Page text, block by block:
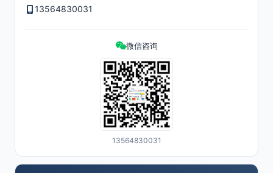
13564830031
微信咨询
13564830031